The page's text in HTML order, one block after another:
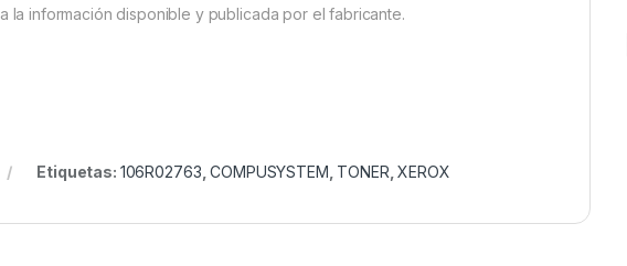
la información disponible y publicada por el fabricante.
Etiquetas: 106R02763 ,COMPUSYSTEM TONER ,XEROX